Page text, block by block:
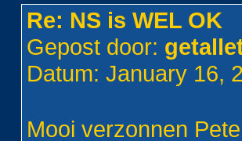
Re: NS is WEL OK
Gepost door:
Datum: January 16,
Mooi verzonnen